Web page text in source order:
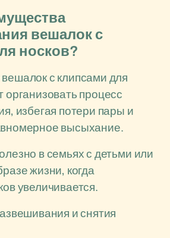
вешалок с
носков?
с клипсами для
организовать процесс
избегая потери пары и
высыхание.
в семьях с детьми или
жизни, когда
увеличивается.
и снятия